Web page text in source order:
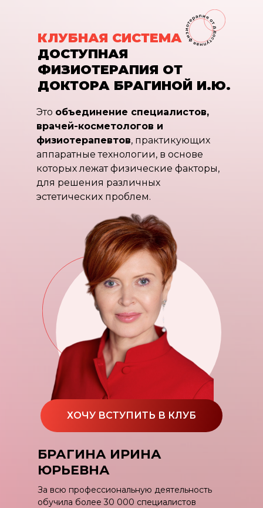
Это объединение специалистов,
врачей-косметологов и
физиотерапевтов, практикующих
аппаратные технологии, в основе
которых лежат физические факторы,
для решения различных
эстетических проблем.
КЛУБНАЯ СИСТЕМА
ДОСТУПНАЯ
ФИЗИОТЕРАПИЯ ОТ
ДОКТОРА БРАГИНОЙ И.Ю.
БРАГИНА ИРИНА
ЮРЬЕВНА
За всю профессиональную деятельность
обучила более 30 000 специалистов
ХОЧУ ВСТУПИТЬ В КЛУБ